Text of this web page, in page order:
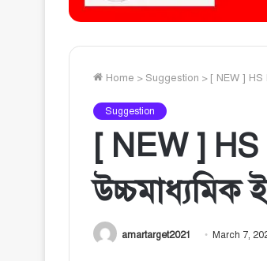
Home > Suggestion > [ NEW ] HS
Suggestion
[ NEW ]
amartarget2021 March 7,